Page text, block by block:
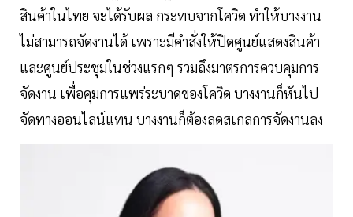
สินค้าในไทย จะได้รับผล กระทบจากโควิด ทำให้บางงาน
ไม่สามารถจัดงานได้ เพราะมีคำสั่งให้ปิดศูนย์แสดงสินค้า
และศูนย์ประชุมในช่วงแรกๆ รวมถึงมาตรการควบคุมการ
จัดงาน เพื่อคุมการแพร่ระบาดของโควิด บางงานก็หันไป
จัดทางออนไลน์แทน บางงานก็ต้องลดสเกลการจัดงานลง